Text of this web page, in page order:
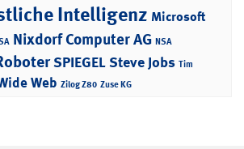
Intelligenz Microsoft
Nixdorf Computer AG NSA
SPIEGELSteve Jobs Tim
Web Zilog Z80 Zuse KG